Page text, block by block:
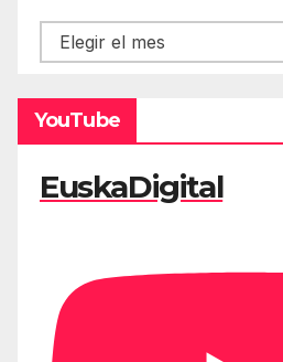
Hemeroteca
YouTube
EuskaDigital